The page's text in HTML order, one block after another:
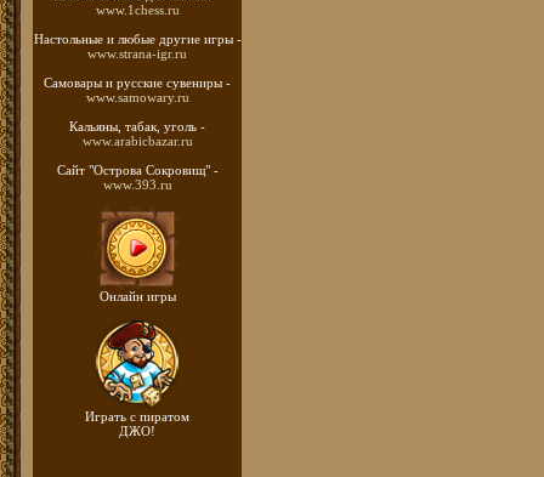
www.1chess.ru
Настольные и любые другие игры -
www.strana-igr.ru
Самовары и русские сувениры -
www.samowary.ru
Кальяны, табак, уголь -
www.arabicbazar.ru
Сайт "Острова Сокровищ" -
www.393.ru
Онлайн игры
Играть с пиратом
ДЖО!